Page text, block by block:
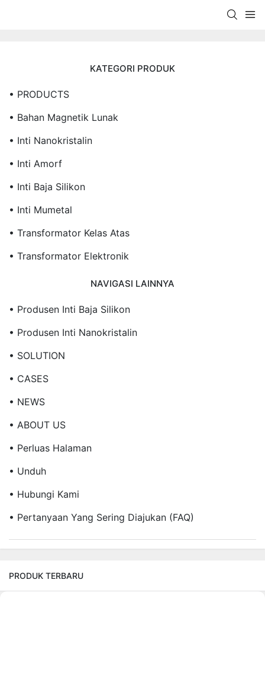
KATEGORI PRODUK
• PRODUCTS
• Bahan Magnetik Lunak
• Inti Nanokristalin
• Inti Amorf
• Inti Baja Silikon
• Inti Mumetal
• Transformator Kelas Atas
• Transformator Elektronik
NAVIGASI LAINNYA
• Produsen Inti Baja Silikon
• Produsen Inti Nanokristalin
• SOLUTION
• CASES
• NEWS
• ABOUT US
• Perluas Halaman
• Unduh
• Hubungi Kami
• Pertanyaan Yang Sering Diajukan (FAQ)
PRODUK TERBARU